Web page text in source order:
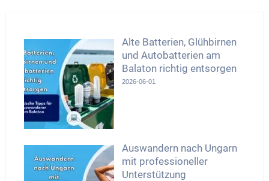
Alte Batterien, Glühbirnen
und Autobatterien am
Balaton richtig entsorgen
2026-06-01
Auswandern nach Ungarn
mit professioneller
Unterstützung